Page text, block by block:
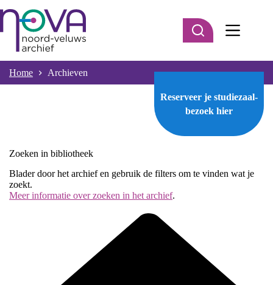
naar
inhoud
Home Archieven
Reserveer je studiezaal-
bezoek hier
Zoeken in bibliotheek
Blader door het archief en gebruik de filters om te vinden wat je
zoekt.
Meer informatie over zoeken in het archief.